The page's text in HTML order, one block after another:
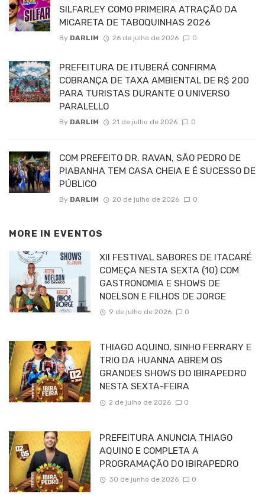
SILFARLEY COMO PRIMEIRA ATRAÇÃO DA
MICARETA DE TABOQUINHAS 2026
By DARLIM 26 de julho de 2026 0
PREFEITURA DE ITUBERÁ CONFIRMA
COBRANÇA DE TAXA AMBIENTAL DE R$ 200
PARA TURISTAS DURANTE O UNIVERSO
PARALELLO
By DARLIM 21 de julho de 2026 0
COM PREFEITO DR. RAVAN, SÃO PEDRO DE
PIABANHA TEM CASA CHEIA E É SUCESSO DE
PÚBLICO
By DARLIM 20 de julho de 2026 0
MORE IN EVENTOS
XII FESTIVAL SABORES DE ITACARÉ
COMEÇA NESTA SEXTA (10) COM
GASTRONOMIA E SHOWS DE
NOELSON E FILHOS DE JORGE
9 de julho de 2026 0
THIAGO AQUINO, SINHO FERRARY E
TRIO DA HUANNA ABREM OS
GRANDES SHOWS DO IBIRAPEDRO
NESTA SEXTA-FEIRA
2 de julho de 2026 0
PREFEITURA ANUNCIA THIAGO
AQUINO E COMPLETA A
PROGRAMAÇÃO DO IBIRAPEDRO
30 de junho de 2026 0